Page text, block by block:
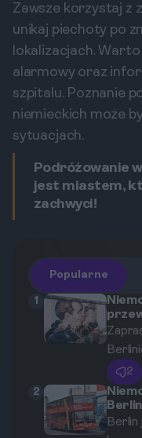
Zawsze korzystaj z
unikaj piechoty po
lokalizacjach.
alarmowy oraz
szpitalu. Poznanie
niemieckich może
sytuacjach.
Podróżowanie
jest miastem,
zachwyci!
Popularne
1
tylko
nami
2
2
co to